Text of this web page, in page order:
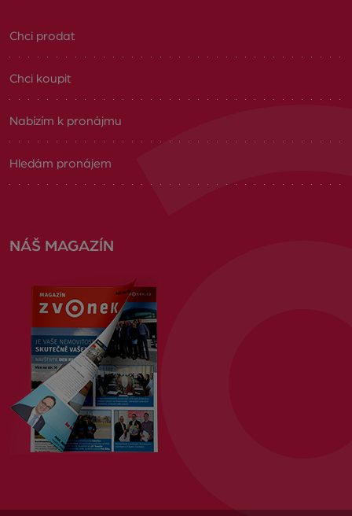
Chci prodat
Chci koupit
Nabízím k pronájmu
Hledám pronájem
NÁŠ MAGAZÍN